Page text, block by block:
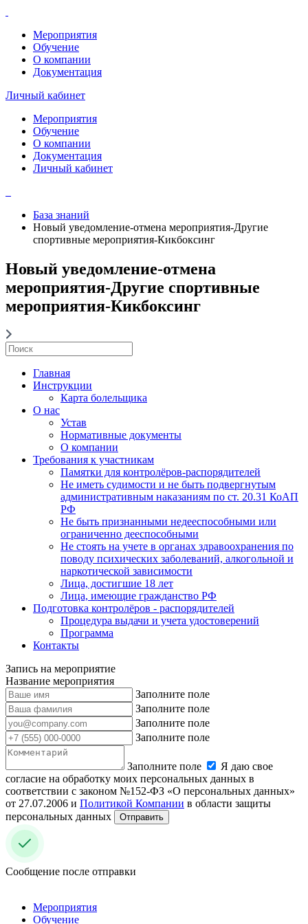
Мероприятия
Обучение
О компании
Документация
Личный кабинет
Мероприятия
Обучение
О компании
Документация
Личный кабинет
База знаний
Новый уведомление-отмена мероприятия-Другие
спортивные мероприятия-Кикбоксинг
Новый уведомление-отмена
мероприятия-Другие спортивные
мероприятия-Кикбоксинг
Главная
Инструкции
Карта болельщика
О нас
Устав
Нормативные документы
О компании
Требования к участникам
Памятки для контролёров-распорядителей
Не иметь судимости и не быть подвергнутым
административным наказаниям по ст. 20.31 КоАП
РФ
Не быть признанными недееспособными или
ограниченно дееспособными
Не стоять на учете в органах здравоохранения по
поводу психических заболеваний, алкогольной и
наркотической зависимости
Лица, достигшие 18 лет
Лица, имеющие гражданство РФ
Подготовка контролёров - распорядителей
Процедура выдачи и учета удостоверений
Программа
Контакты
Запись на мероприятие
Название мероприятия
Заполните поле
Заполните поле
Заполните поле
Заполните поле
Заполните поле
Я даю свое
согласие на обработку моих персональных данных в
соответствии с законом №152-ФЗ «О персональных данных»
от 27.07.2006 и Политикой Компании в области защиты
персональных данных
Отправить
Сообщение после отправки
Мероприятия
Обучение